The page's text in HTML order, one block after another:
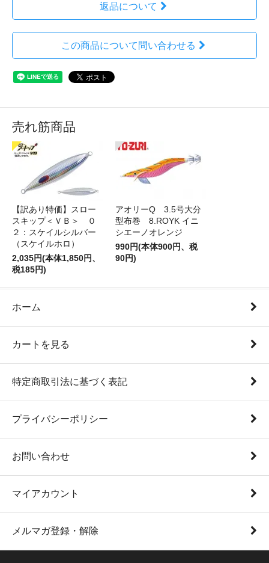
返品について
この商品について問い合わせる
売れ筋商品
【訳あり特価】スロー
スキップ＜ＶＢ＞ ０
２：スケイルシルバー
（スケイルホロ）
2,035円(本体1,850円、
税185円)
アオリーQ 3.5号大分
型布巻 8.ROYK イニ
シエーノオレンジ
990円(本体900円、税
90円)
ホーム
カートを見る
特定商取引法に基づく表記
プライバシーポリシー
お問い合わせ
マイアカウント
メルマガ登録・解除